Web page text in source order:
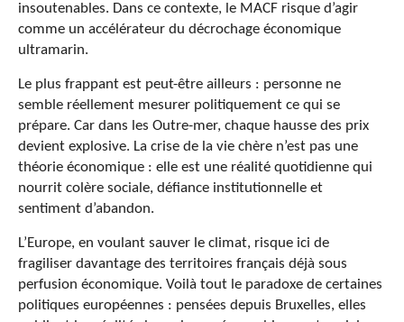
insoutenables. Dans ce contexte, le MACF risque d’agir
comme un accélérateur du décrochage économique
ultramarin.
Le plus frappant est peut-être ailleurs : personne ne
semble réellement mesurer politiquement ce qui se
prépare. Car dans les Outre-mer, chaque hausse des prix
devient explosive. La crise de la vie chère n’est pas une
théorie économique : elle est une réalité quotidienne qui
nourrit colère sociale, défiance institutionnelle et
sentiment d’abandon.
L’Europe, en voulant sauver le climat, risque ici de
fragiliser davantage des territoires français déjà sous
perfusion économique. Voilà tout le paradoxe de certaines
politiques européennes : pensées depuis Bruxelles, elles